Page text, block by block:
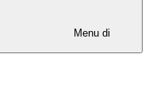
Menu di